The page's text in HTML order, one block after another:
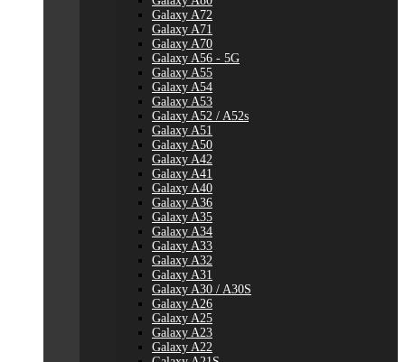
Galaxy A72
Galaxy A71
Galaxy A70
Galaxy A56 - 5G
Galaxy A55
Galaxy A54
Galaxy A53
Galaxy A52 / A52s
Galaxy A51
Galaxy A50
Galaxy A42
Galaxy A41
Galaxy A40
Galaxy A36
Galaxy A35
Galaxy A34
Galaxy A33
Galaxy A32
Galaxy A31
Galaxy A30 / A30S
Galaxy A26
Galaxy A25
Galaxy A23
Galaxy A22